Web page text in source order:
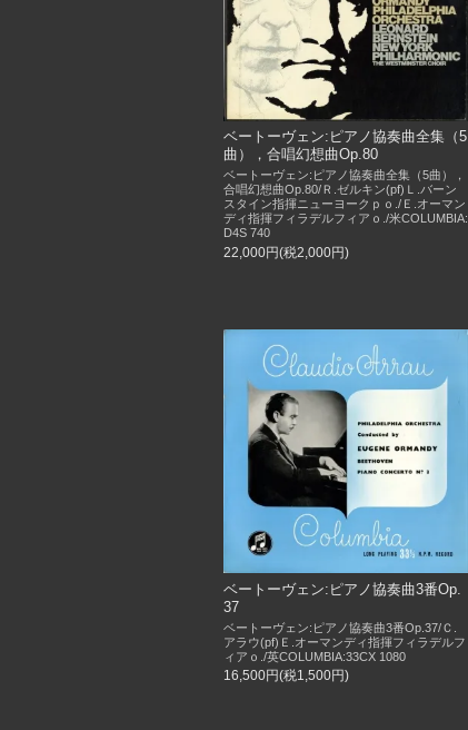
ベートーヴェン:ピアノ協奏曲全集（5
曲），合唱幻想曲Op.80
ベートーヴェン:ピアノ協奏曲全集（5曲），
合唱幻想曲Op.80/Ｒ.ゼルキン(pf)Ｌ.バーン
スタイン指揮ニューヨークｐｏ./Ｅ.オーマン
ディ指揮フィラデルフィアｏ./米COLUMBIA:
D4S 740
22,000円(税2,000円)
ベートーヴェン:ピアノ協奏曲3番Op.
37
ベートーヴェン:ピアノ協奏曲3番Op.37/Ｃ.
アラウ(pf)Ｅ.オーマンディ指揮フィラデルフ
ィアｏ./英COLUMBIA:33CX 1080
16,500円(税1,500円)